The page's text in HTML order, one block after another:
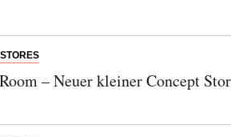
– Neuer kleiner Concept